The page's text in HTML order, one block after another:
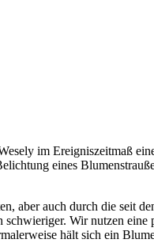
im Ereigniszeitmaß
eines
aber auch durch die seit
Wir nutzen
hält sich ein